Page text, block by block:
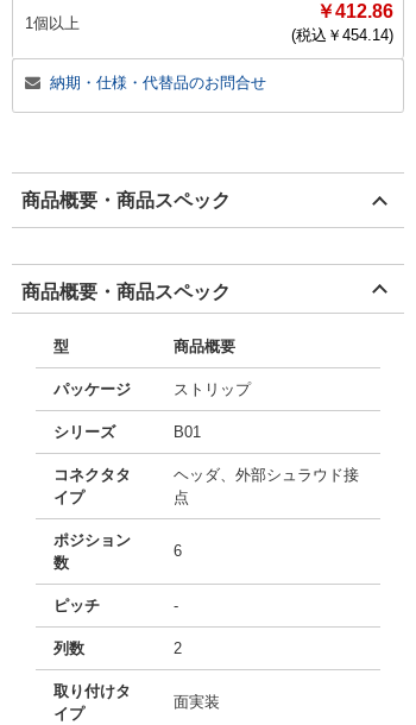
1個以上
￥412.86
(税込￥ 454.14)
納期・仕様・代替品のお問合せ
商品概要・商品スペック
商品概要・商品スペック
型 商品概要
パッケージ ストリップ
シリーズ B01
コネクタタ
イプ
ヘッダ、外部シュラウド接
点
ポジション
数
6
ピッチ -
列数 2
取り付けタ
イプ
面実装